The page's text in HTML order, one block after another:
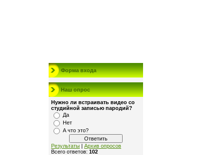
Форма входа
Наш опрос
Нужно ли встраивать видео со
студийной записью пародий?
Да
Нет
А что это?
Результаты | Архив опросов
Всего ответов: 102